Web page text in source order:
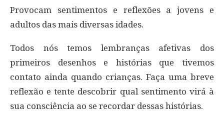
Provocam sentimentos e reflexões a jovens e
adultos das mais diversas idades.
Todos nós temos lembranças afetivas dos
primeiros desenhos e histórias que tivemos
contato ainda quando crianças. Faça uma breve
reflexão e tente descobrir qual sentimento virá à
sua consciência ao se recordar dessas histórias.